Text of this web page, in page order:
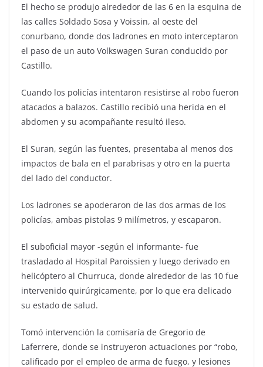
El hecho se produjo alrededor de las 6 en la esquina de
las calles Soldado Sosa y Voissin, al oeste del
conurbano, donde dos ladrones en moto interceptaron
el paso de un auto Volkswagen Suran conducido por
Castillo.
Cuando los policías intentaron resistirse al robo fueron
atacados a balazos. Castillo recibió una herida en el
abdomen y su acompañante resultó ileso.
El Suran, según las fuentes, presentaba al menos dos
impactos de bala en el parabrisas y otro en la puerta
del lado del conductor.
Los ladrones se apoderaron de las dos armas de los
policías, ambas pistolas 9 milímetros, y escaparon.
El suboficial mayor -según el informante- fue
trasladado al Hospital Paroissien y luego derivado en
helicóptero al Churruca, donde alrededor de las 10 fue
intervenido quirúrgicamente, por lo que era delicado
su estado de salud.
Tomó intervención la comisaría de Gregorio de
Laferrere, donde se instruyeron actuaciones por “robo,
calificado por el empleo de arma de fuego, y lesiones